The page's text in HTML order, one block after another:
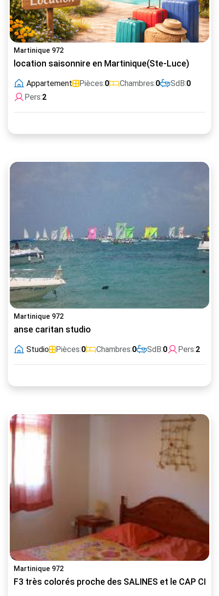
Martinique 972
location saisonnire en Martinique(Ste-Luce)
Appartement Pièces:0 Chambres:0 SdB:0
Pers:2
Martinique 972
anse caritan studio
Studio Pièces:0 Chambres:0 SdB:0 Pers:2
Martinique 972
F3 très colorés proche des SALINES et le CAP